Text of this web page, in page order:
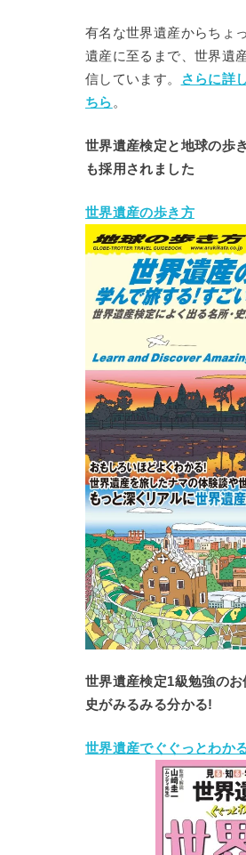
有名な世界遺産からちょ
遺産に至るまで、世界遺
信しています。
さらに詳
ちら 。
世界遺産検定と地球の歩
も採用されました
世界遺産の歩き方
世界遺産検定1級勉強の
史がみるみる分かる!
世界遺産でぐぐっとわか